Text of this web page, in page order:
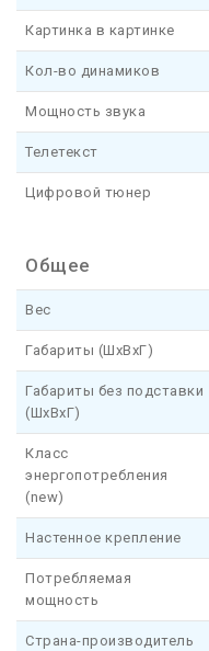
Картинка в картинке
Кол-во динамиков
Мощность звука
Телетекст
Цифровой тюнер
Общее
Вес
Габариты (ШхВхГ)
Габариты без подставки
(ШхВхГ)
Класс
энергопотребления
(new)
Настенное крепление
Потребляемая
мощность
Страна-производитель